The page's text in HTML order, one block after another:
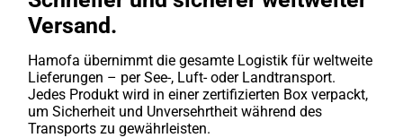
Versand.
Hamofa übernimmt die gesamte Logistik für weltweite
Lieferungen – per See-, Luft- oder Landtransport.
Jedes Produkt wird in einer zertifizierten Box verpackt,
um Sicherheit und Unversehrtheit während des
Transports zu gewährleisten.